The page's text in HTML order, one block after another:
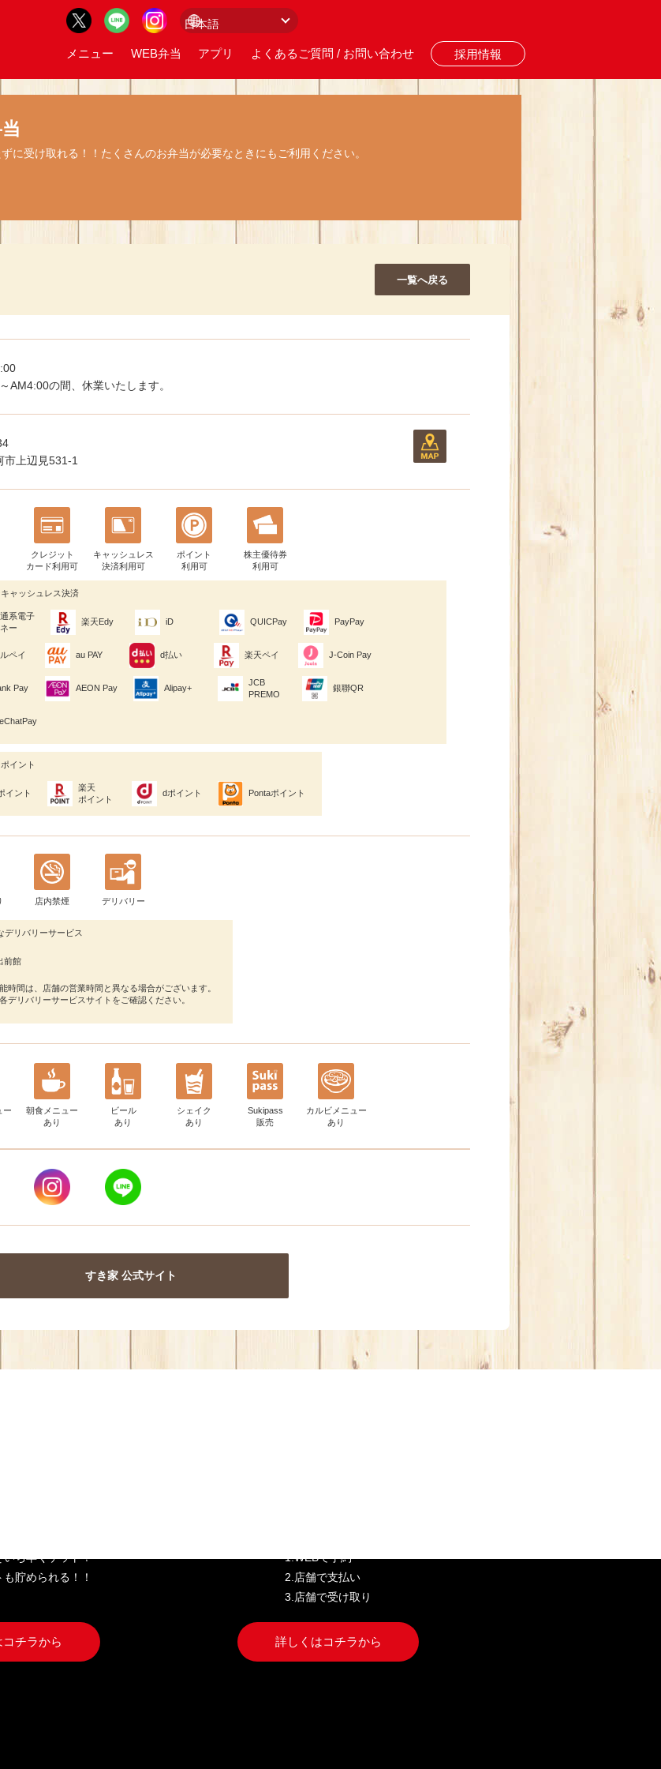
メニュー WEB弁当 アプリ よくあるご質問 / お問い合わせ 採用情報
に受け取れる！！たくさんのお弁当が必要なときにもご利用ください。
AM4:00の間、休業いたします。
市上辺見531-1
クレジット
カード利用可
キャッシュレス
決済利用可
ポイント
利用可
株主優待券
利用可
ャッシュレス決済
系電子
ー
楽天Edy iD QUICPay PayPay
ルペイ au PAY d払い 楽天ペイ J-Coin Pay
Pay AEON Pay Alipay+
JCB
PREMO
銀聯QR
イント
イント
楽天
ポイント
dポイント Pontaポイント
店内禁煙 デリバリー
デリバリーサービス
前館
時間は、店舗の営業時間と異なる場合がございます。
デリバリーサービスサイトをご確認ください。
ー
朝食メニュー
あり
ビール
あり
シェイク
あり
Sukipass
販売
カルビメニュー
あり
すき家 公式サイト
一覧へ戻る
いち早くゲット！
貯められる！！
チラから
1.WEBで予約
2.店舗で支払い
3.店舗で受け取り
詳しくはコチラから